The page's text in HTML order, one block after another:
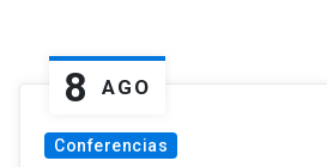
8 AGO
Conferencias